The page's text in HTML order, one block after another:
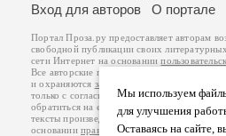
Мы используем
для улучшения
Оставаясь на сайте,
Вход для авторов
О портале
Портал Проза.ру предоставляет авторам
свободной публикации своих
сети Интернет на основании
Все авторские права на произведения
и охраняются законом
. Перепечатка
только с согласия его автора, к которому
обратиться на его авторской странице.
тексты произведений авторы несут
основанииправил публикациии